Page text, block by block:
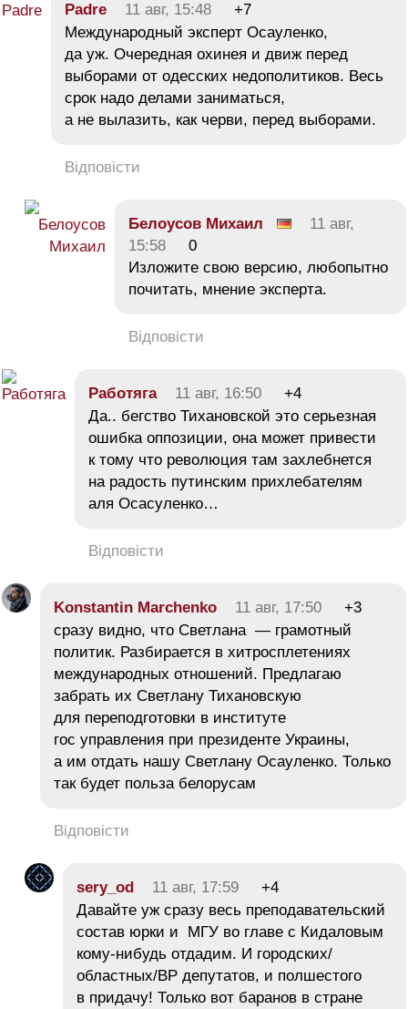
Padre 11 авг, 15:48
+7
Международный эксперт Осауленко,
да уж. Очередная охинея и движ перед
выборами от одесских недополитиков. Весь
срок надо делами заниматься,
а не вылазить, как черви, перед выборами.
Відповісти
Белоусов Михаил
11 авг,
15:58
0
Изложите свою версию, любопытно
почитать, мнение эксперта.
Відповісти
Работяга 11 авг, 16:50
+4
Да.. бегство Тихановской это серьезная
ошибка оппозиции, она может привести
к тому что революция там захлебнется
на радость путинским прихлебателям
аля Осасуленко…
Відповісти
Konstantin Marchenko 11 авг, 17:50
+3
сразу видно, что Светлана — грамотный
политик. Разбирается в хитросплетениях
международных отношений. Предлагаю
забрать их Светлану Тихановскую
для переподготовки в институте
гос управления при президенте Украины,
а им отдать нашу Светлану Осауленко. Только
так будет польза белорусам
Відповісти
sery_od 11 авг, 17:59
+4
Давайте уж сразу весь преподавательский
состав юрки и МГУ во главе с Кидаловым
кому-нибудь отдадим. И городских/
областных/ВР депутатов, и полшестого
в придачу! Только вот баранов в стране